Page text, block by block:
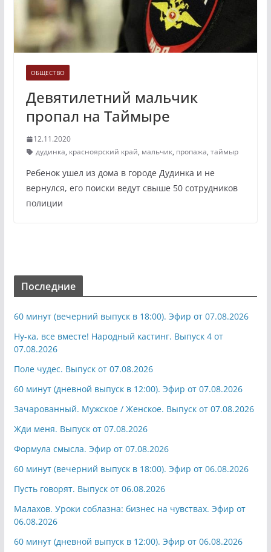
ОБЩЕСТВО
Девятилетний мальчик
пропал на Таймыре
12.11.2020
дудинка, красноярский край, мальчик, пропажа, таймыр
Ребенок ушел из дома в городе Дудинка и не
вернулся, его поиски ведут свыше 50 сотрудников
полиции
Последние
60 минут (вечерний выпуск в 18:00). Эфир от 07.08.2026
Ну-ка, все вместе! Народный кастинг. Выпуск 4 от
07.08.2026
Поле чудес. Выпуск от 07.08.2026
60 минут (дневной выпуск в 12:00). Эфир от 07.08.2026
Зачарованный. Мужское / Женское. Выпуск от 07.08.2026
Жди меня. Выпуск от 07.08.2026
Формула смысла. Эфир от 07.08.2026
60 минут (вечерний выпуск в 18:00). Эфир от 06.08.2026
Пусть говорят. Выпуск от 06.08.2026
Малахов. Уроки соблазна: бизнес на чувствах. Эфир от
06.08.2026
60 минут (дневной выпуск в 12:00). Эфир от 06.08.2026